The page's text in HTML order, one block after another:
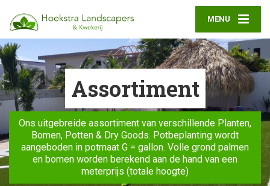
MENU
Assortiment
Ons uitgebreide assortiment van verschillende Planten,
Bomen, Potten & Dry Goods. Potbeplanting wordt
aangeboden in potmaat G = gallon. Volle grond palmen
en bomen worden berekend aan de hand van een
meterprijs (totale hoogte)